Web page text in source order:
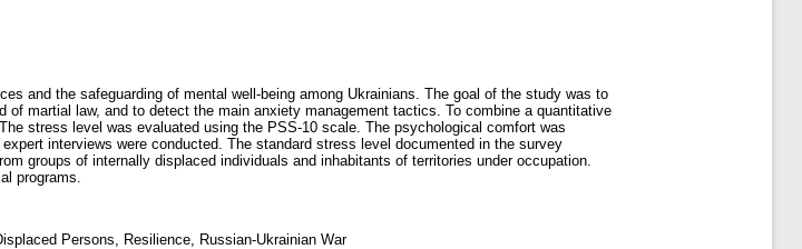
and the safeguarding of mental well-being among Ukrainians. The goal of the study was to
martial law, and to detect the main anxiety management tactics. To combine a quantitative
stress level was evaluated using the PSS-10 scale. The psychological comfort was
interviews were conducted. The standard stress level documented in the survey
groups of internally displaced individuals and inhabitants of territories under occupation.
programs.
Persons, Resilience, Russian-Ukrainian War